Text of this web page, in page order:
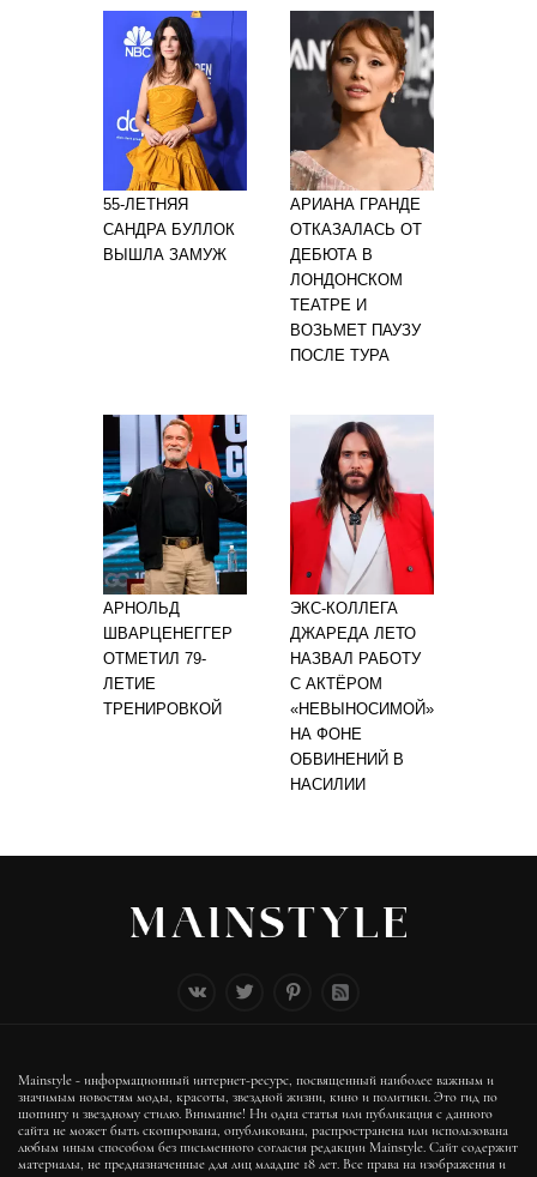
55-ЛЕТНЯЯ
САНДРА БУЛЛОК
ВЫШЛА ЗАМУЖ
АРИАНА ГРАНДЕ
ОТКАЗАЛАСЬ ОТ
ДЕБЮТА В
ЛОНДОНСКОМ
ТЕАТРЕ И
ВОЗЬМЕТ ПАУЗУ
ПОСЛЕ ТУРА
АРНОЛЬД
ШВАРЦЕНЕГГЕР
ОТМЕТИЛ 79-
ЛЕТИЕ
ТРЕНИРОВКОЙ
ЭКС-КОЛЛЕГА
ДЖАРЕДА ЛЕТО
НАЗВАЛ РАБОТУ
С АКТЁРОМ
«НЕВЫНОСИМОЙ»
НА ФОНЕ
ОБВИНЕНИЙ В
НАСИЛИИ
Mainstyle - информационный интернет-ресурс, посвященный наиболее важным и
значимым новостям моды, красоты, звездной жизни, кино и политики. Это гид по
шопингу и звездному стилю. Внимание! Ни одна статья или публикация с данного
сайта не может быть скопирована, опубликована, распространена или использована
любым иным способом без письменного согласия редакции Mainstyle. Сайт содержит
материалы, не предназначенные для лиц младше 18 лет. Все права на изображения и